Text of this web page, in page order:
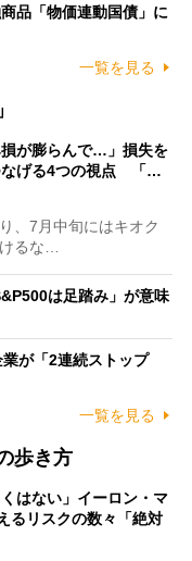
品「物価連動国債」に
一覧を見る
損が膨らんで…」損失を
なげる4つの視点 「…
、7月中旬にはキオク
るな…
は足踏み」が意味
業が「2連続ストップ
一覧を見る
歩き方
はない」イーロン・マ
るリスクの数々「絶対